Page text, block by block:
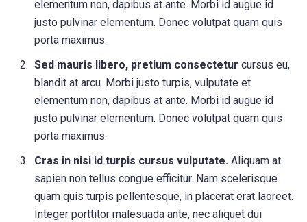
elementum non, dapibus at ante. Morbi id augue id
justo pulvinar elementum. Donec volutpat quam quis
porta maximus.
Sed mauris libero, pretium consectetur cursus eu,
blandit at arcu. Morbi justo turpis, vulputate et
elementum non, dapibus at ante. Morbi id augue id
justo pulvinar elementum. Donec volutpat quam quis
porta maximus.
Cras in nisi id turpis cursus vulputate. Aliquam at
sapien non tellus congue efficitur. Nam scelerisque
quam quis turpis pellentesque, in placerat erat laoreet.
Integer porttitor malesuada ante, nec aliquet dui